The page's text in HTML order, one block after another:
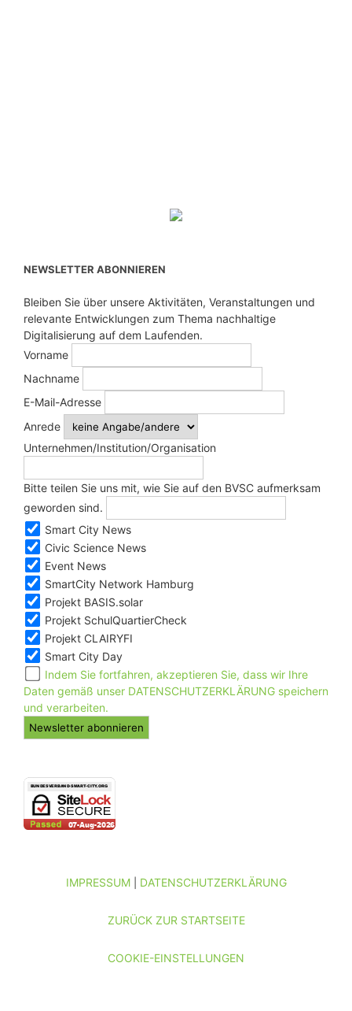
NEWSLETTER ABONNIEREN
Bleiben Sie über unsere Aktivitäten, Veranstaltungen und
relevante Entwicklungen zum Thema nachhaltige
Digitalisierung auf dem Laufenden.
Vorname
Nachname
E-Mail-Adresse
Anrede
Unternehmen/Institution/Organisation
Bitte teilen Sie uns mit, wie Sie auf den BVSC aufmerksam
geworden sind.
Smart City News
Civic Science News
Event News
SmartCity Network Hamburg
Projekt BASIS.solar
Projekt SchulQuartierCheck
Projekt CLAIRYFI
Smart City Day
Indem Sie fortfahren, akzeptieren Sie, dass wir Ihre
Daten gemäß unser DATENSCHUTZERKLÄRUNG speichern
und verarbeiten.
IMPRESSUM| DATENSCHUTZERKLÄRUNG
ZURÜCK ZUR STARTSEITE
COOKIE-EINSTELLUNGEN